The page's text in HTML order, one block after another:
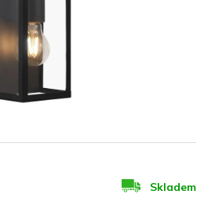
Skladem